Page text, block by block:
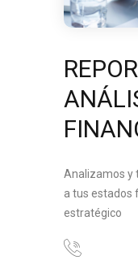
Analizamos y
a tus estados
estratégico